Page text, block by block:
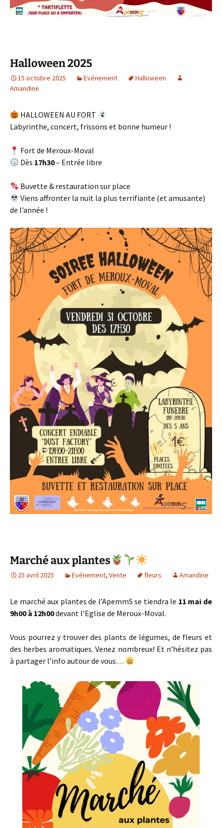
Halloween 2025
15 octobre 2025 Evénement
Halloween
Amandine
HALLOWEEN AU FORT
Labyrinthe, concert, frissons et bonne humeur !
Fort de Meroux-Moval
Dès 17h30– Entrée libre
Buvette & restauration sur place
Viens affronter la nuit la plus terrifiante (et amusante)
de l’année !
Marché aux plantes
25 avril 2025 Evénement, Vente fleurs Amandine
Le marché aux plantes de l’ApemmS se tiendra le 11 mai de
9h00 à 12h00devant l’Eglise de Meroux-Moval.
Vous pourrez y trouver des plants de légumes, de fleurs et
des herbes aromatiques. Venez nombreux! Et n’hésitez pas
à partager l’info autour de vous…